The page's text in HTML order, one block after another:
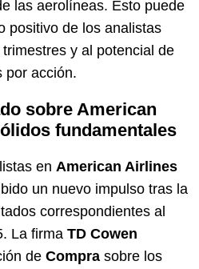
las aerolíneas. Esto puede
positivo de los analistas
y al potencial de
por acción.
sobre American
fundamentales
en American Airlines
un nuevo impulso tras la
correspondientes al
La firma TD Cowen
de Compra sobre los